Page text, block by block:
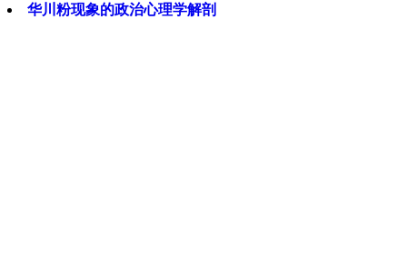
华川粉现象的政治心理学解剖